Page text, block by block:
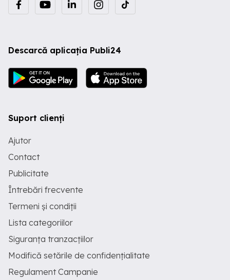
100KHz6 module de alimentare Setare
automata cu ajutorul unui microfon Hi-
KHzConvertor A D: 24 biti 96
24 biti 96 KHzDolby Digital EX, DTS-ES,
Dolby Pro Logic IIx, DTS-NEO:6, DTS 96
24 Intarziere audio: 0 - 200msNight
Descarcă aplicația Publi24
Suport clienți
Ajutor
Contact
Publicitate
Întrebări frecvente
Termeni și condiții
Lista categoriilor
Siguranța tranzacțiilor
Modifică setările de confidențialitate
Regulament Campanie